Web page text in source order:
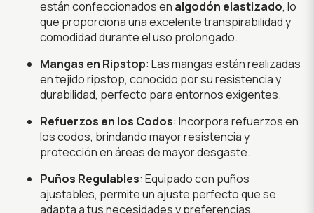
están confeccionados en algodón elastizado, lo
que proporciona una excelente transpirabilidad y
comodidad durante el uso prolongado.
Mangas en Ripstop: Las mangas están realizadas
en tejido ripstop, conocido por su resistencia y
durabilidad, perfecto para entornos exigentes.
Refuerzos en los Codos: Incorpora refuerzos en
los codos, brindando mayor resistencia y
protección en áreas de mayor desgaste.
Puños Regulables: Equipado con puños
ajustables, permite un ajuste perfecto que se
adapta a tus necesidades y preferencias,